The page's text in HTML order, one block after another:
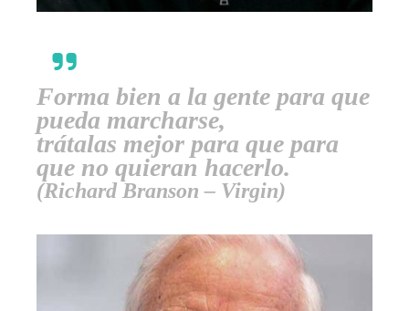
Forma bien a la gente para que
pueda marcharse,
trátalas mejor para que para
que no quieran hacerlo.
(Richard Branson – Virgin)